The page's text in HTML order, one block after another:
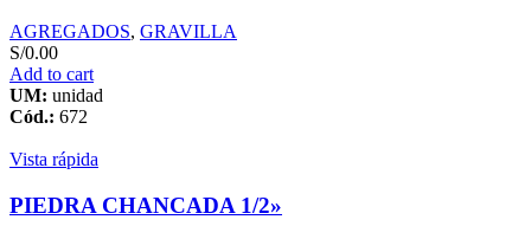
AGREGADOS, GRAVILLA
S/0.00
Add to cart
UM: unidad
Cód.: 672
Vista rápida
PIEDRA CHANCADA 1/2»